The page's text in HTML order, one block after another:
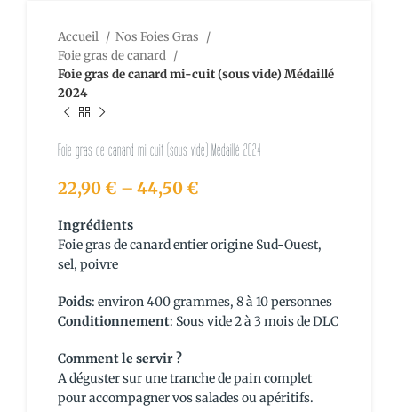
Accueil
Nos Foies Gras
Foie gras de canard
Foie gras de canard mi-cuit (sous vide) Médaillé
2024
Foie gras de canard mi-cuit (sous vide) Médaillé 2024
22,90 € – 44,50 €
Ingrédients
Foie gras de canard entier origine Sud-Ouest,
sel, poivre
Poids: environ 400 grammes, 8 à 10 personnes
Conditionnement: Sous vide 2 à 3 mois de DLC
Comment le servir ?
A déguster sur une tranche de pain complet
pour accompagner vos salades ou apéritifs.